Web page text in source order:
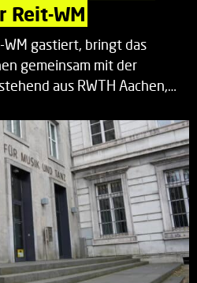
Reit-WM
WM gastiert, bringt das
gemeinsam mit der
aus RWTH Aachen,…